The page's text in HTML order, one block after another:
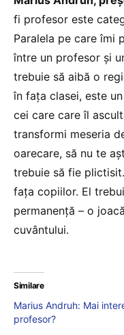
fi profesor este
Paralela pe care îmi
între un profesor și
trebuie să aibă o
în fața clasei, este
cei care care îl
transformi meseria
oarecare, să nu te
trebuie să fie
fața copiilor. El
permanență – o
cuvântului.
Similare
Marius Andruh: Mai
profesor?